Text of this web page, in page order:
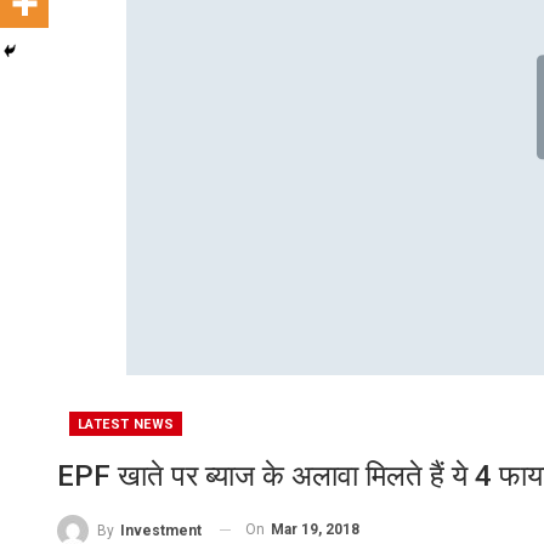
LATEST NEWS
EPF खाते पर ब्याज के अलावा मि‍लते हैं ये 4
By Investment On Mar 19, 2018